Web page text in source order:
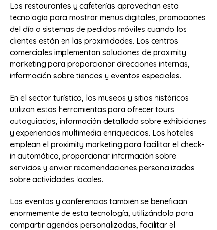
Los restaurantes y cafeterías aprovechan esta
tecnología para mostrar menús digitales, promociones
del día o sistemas de pedidos móviles cuando los
clientes están en las proximidades. Los centros
comerciales implementan soluciones de proximity
marketing para proporcionar direcciones internas,
información sobre tiendas y eventos especiales.
En el sector turístico, los museos y sitios históricos
utilizan estas herramientas para ofrecer tours
autoguiados, información detallada sobre exhibiciones
y experiencias multimedia enriquecidas. Los hoteles
emplean el proximity marketing para facilitar el check-
in automático, proporcionar información sobre
servicios y enviar recomendaciones personalizadas
sobre actividades locales.
Los eventos y conferencias también se benefician
enormemente de esta tecnología, utilizándola para
compartir agendas personalizadas, facilitar el